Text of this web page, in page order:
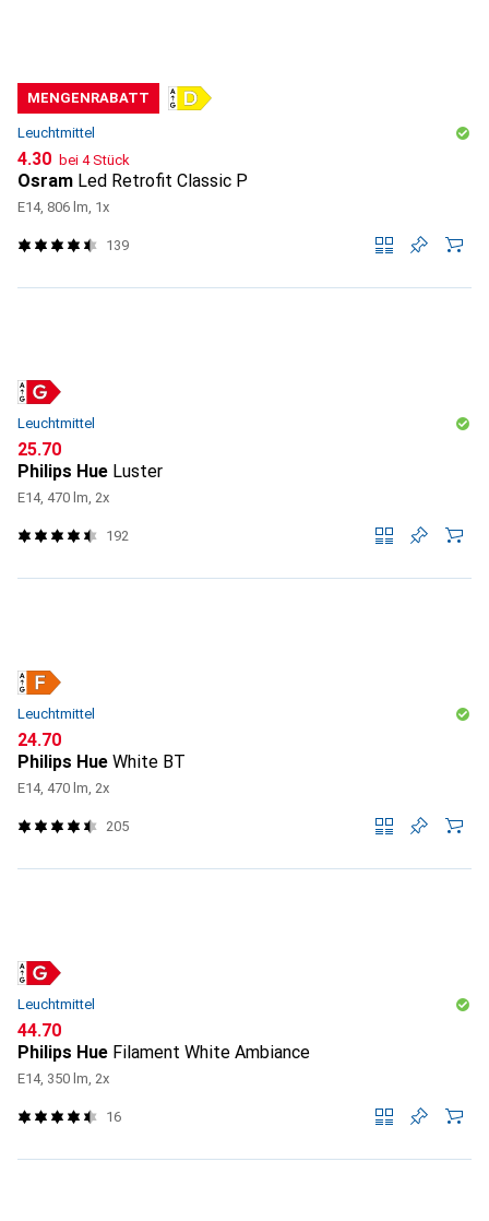
MENGENRABATT
Leuchtmittel
CHF
4.30 bei 4 Stück
Osram Led Retrofit Classic P
E14, 806 lm, 1x
139
Leuchtmittel
CHF
25.70
Philips Hue Luster
E14, 470 lm, 2x
192
Leuchtmittel
CHF
24.70
Philips Hue White BT
E14, 470 lm, 2x
205
Leuchtmittel
CHF
44.70
Philips Hue Filament White Ambiance
E14, 350 lm, 2x
16